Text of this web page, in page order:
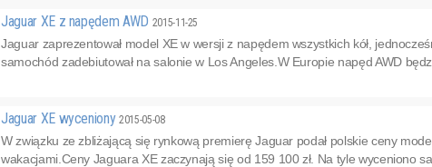
Jaguar XE z napędem AWD 2015-11-25
Jaguar zaprezentował model XE w wersji z napędem wszystkich kół,
samochód zadebiutował na salonie w Los Angeles.W Europie napęd AWD
Jaguar XE wyceniony 2015-05-08
W związku ze zbliżającą się rynkową premierę Jaguar podał polskie ceny
wakacjami.Ceny Jaguara XE zaczynają się od 159 100 zł. Na tyle wyceniono